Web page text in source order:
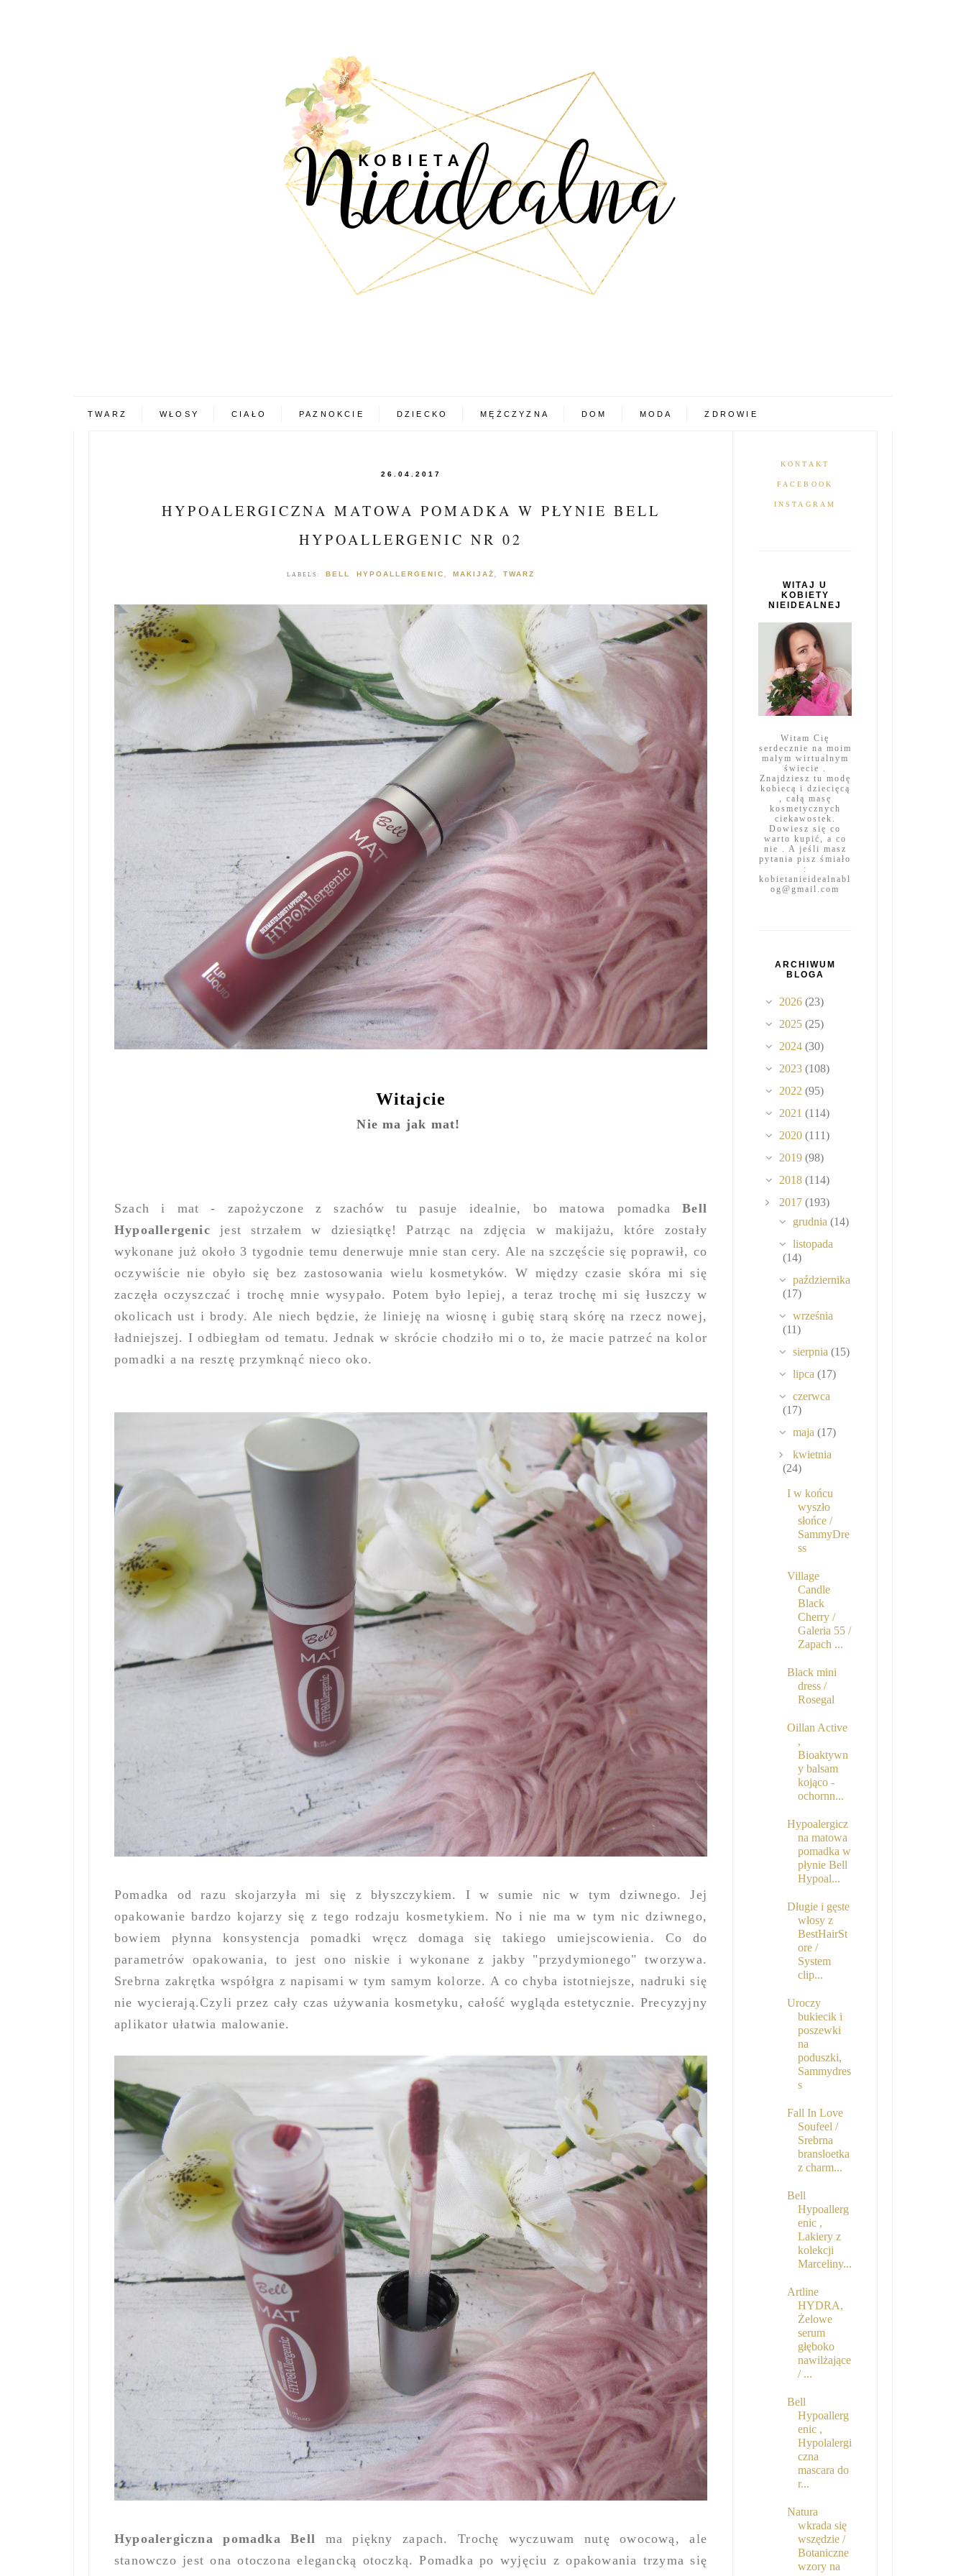
TWARZ WŁOSY CIAŁO PAZNOKCIE DZIECKO MĘŻCZYZNA DOM MODA ZDROWIE
26.04.2017
HYPOALERGICZNA MATOWA POMADKA W PŁYNIE BELL
HYPOALLERGENIC NR 02
LABELS: BELL HYPOALLERGENIC , MAKIJAŻ , TWARZ
Witajcie
Nie ma jak mat!
Szach i mat - zapożyczone z szachów tu pasuje idealnie, bo matowa pomadkaBell
Hypoallergenic jest strzałem w dziesiątkę! Patrząc na zdjęcia w makijażu, które zostały
wykonane już około 3 tygodnie temu denerwuje mnie stan cery. Ale na szczęście się poprawił, co
oczywiście nie obyło się bez zastosowania wielu kosmetyków. W między czasie skóra mi się
zaczęła oczyszczać i trochę mnie wysypało. Potem było lepiej, a teraz trochę mi się łuszczy w
okolicach ust i brody. Ale niech będzie, że linieję na wiosnę i gubię starą skórę na rzecz nowej,
ładniejszej. I odbiegłam od tematu. Jednak w skrócie chodziło mi o to, że macie patrzeć na kolor
pomadki a na resztę przymknąć nieco oko.
Pomadka od razu skojarzyła mi się z błyszczykiem. I w sumie nic w tym dziwnego. Jej
opakowanie bardzo kojarzy się z tego rodzaju kosmetykiem. No i nie ma w tym nic dziwnego,
bowiem płynna konsystencja pomadki wręcz domaga się takiego umiejscowienia. Co do
parametrów opakowania, to jest ono niskie i wykonane z jakby "przydymionego" tworzywa.
Srebrna zakrętka współgra z napisami w tym samym kolorze. A co chyba istotniejsze, nadruki się
nie wycierają.Czyli przez cały czas używania kosmetyku, całość wygląda estetycznie. Precyzyjny
aplikator ułatwia malowanie.
Hypoalergiczna pomadka Bell ma piękny zapach. Trochę wyczuwam nutę owocową, ale
stanowczo jest ona otoczona elegancką otoczką. Pomadka po wyjęciu z opakowania trzyma się
KONTAKT
FACEBOOK
INSTAGRAM
WITAJ U
KOBIETY
NIEIDEALNEJ
Witam Cię
serdecznie na moim
malym wirtualnym
świecie .
Znajdziesz tu modę
kobiecą i dziecięcą
, całą masę
kosmetycznych
ciekawostek.
Dowiesz się co
warto kupić, a co
nie . A jeśli masz
pytania pisz śmiało
:
kobietanieidealnabl
og@gmail.com
ARCHIWUM
BLOGA
2026 (23)
2025 (25)
2024 (30)
2023 (108)
2022 (95)
2021 (114)
2020 (111)
2019 (98)
2018 (114)
2017 (193)
grudnia(14)
listopada
(14)
października
(17)
września
(11)
sierpnia(15)
lipca(17)
czerwca
(17)
maja(17)
kwietnia
(24)
I w końcu
wyszło
słońce /
SammyDre
ss
Village
Candle
Black
Cherry /
Galeria 55 /
Zapach ...
Black mini
dress /
Rosegal
Oillan Active
,
Bioaktywn
y balsam
kojąco -
ochornn...
Hypoalergicz
na matowa
pomadka w
płynie Bell
Hypoal...
Długie i gęste
włosy z
BestHairSt
ore /
System
clip...
Uroczy
bukiecik i
poszewki
na
poduszki,
Sammydres
s
Fall In Love
Soufeel /
Srebrna
bransloetka
z charm...
Bell
Hypoallerg
enic ,
Lakiery z
kolekcji
Marceliny...
Artline
HYDRA,
Żelowe
serum
głęboko
nawilżające
/ ...
Bell
Hypoallerg
enic ,
Hypolalergi
czna
mascara do
r...
Natura
wkrada się
wszędzie /
Botaniczne
wzory na